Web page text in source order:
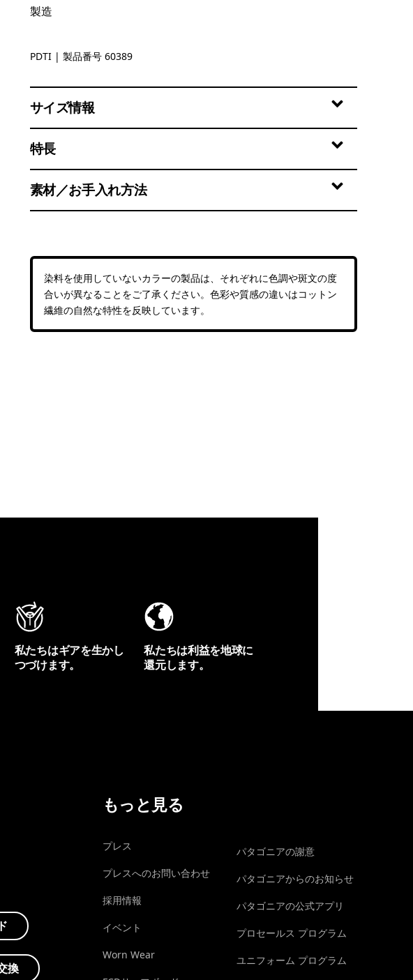
製造
Pink Dolphins: Thin Ice
PDTI | 製品番号 60389
サイズ情報
特長
素材／お手入れ方法
染料を使用していないカラーの製品は、それぞれに色調や斑文の度
合いが異なることをご了承ください。色彩や質感の違いはコットン
繊維の自然な特性を反映しています。
私たちはギアを生かし
つづけます。
私たちは利益を地球に
還元します。
換
もっと見る
プレス
プレスへのお問い合わせ
採用情報
イベント
Worn Wear
パタゴニアの謝意
パタゴニアからのお知らせ
パタゴニアの公式アプリ
プロセールス プログラム
ユニフォーム プログラム